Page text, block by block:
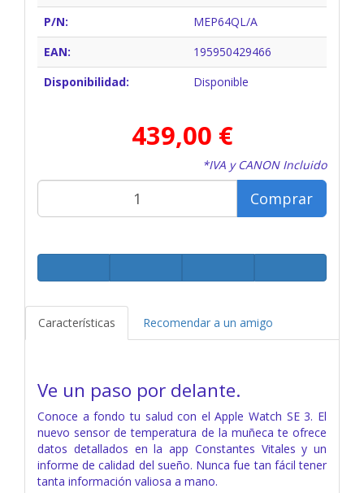
P/N:
MEP64QL/A
EAN:
195950429466
Disponibilidad:
Disponible
439,00 €
*IVA y CANON Incluido
Comprar
Características Recomendar a un amigo
Ve un paso por delante.
Conoce a fondo tu salud con el Apple Watch SE 3. El
nuevo sensor de temperatura de la muñeca te ofrece
datos detallados en la app Constantes Vitales y un
informe de calidad del sueño. Nunca fue tan fácil tener
tanta información valiosa a mano.